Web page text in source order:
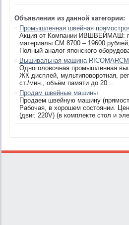
Объявления из данной категории:
Промышленная швейная
Акция от Компании ИВШВЕЙМАШ:
материалы CM 8700 – 19600
Полный аналог японского
Вышивальная машина
Одноголовочная промышленная
ЖК дисплей, мультиповоротная,
ст./мин., объём памяти до 20...
Продам швейные машины
Продаем швейную машину
Рабочая, в хорошем состоянии.
(двиг. 220V) (в комплекте стол и